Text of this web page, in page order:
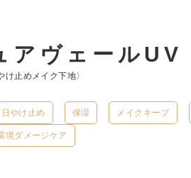
アヴェールUV
け止めメイク下地〉
日やけ止め 保湿 メイクキープ
境ダメージケア